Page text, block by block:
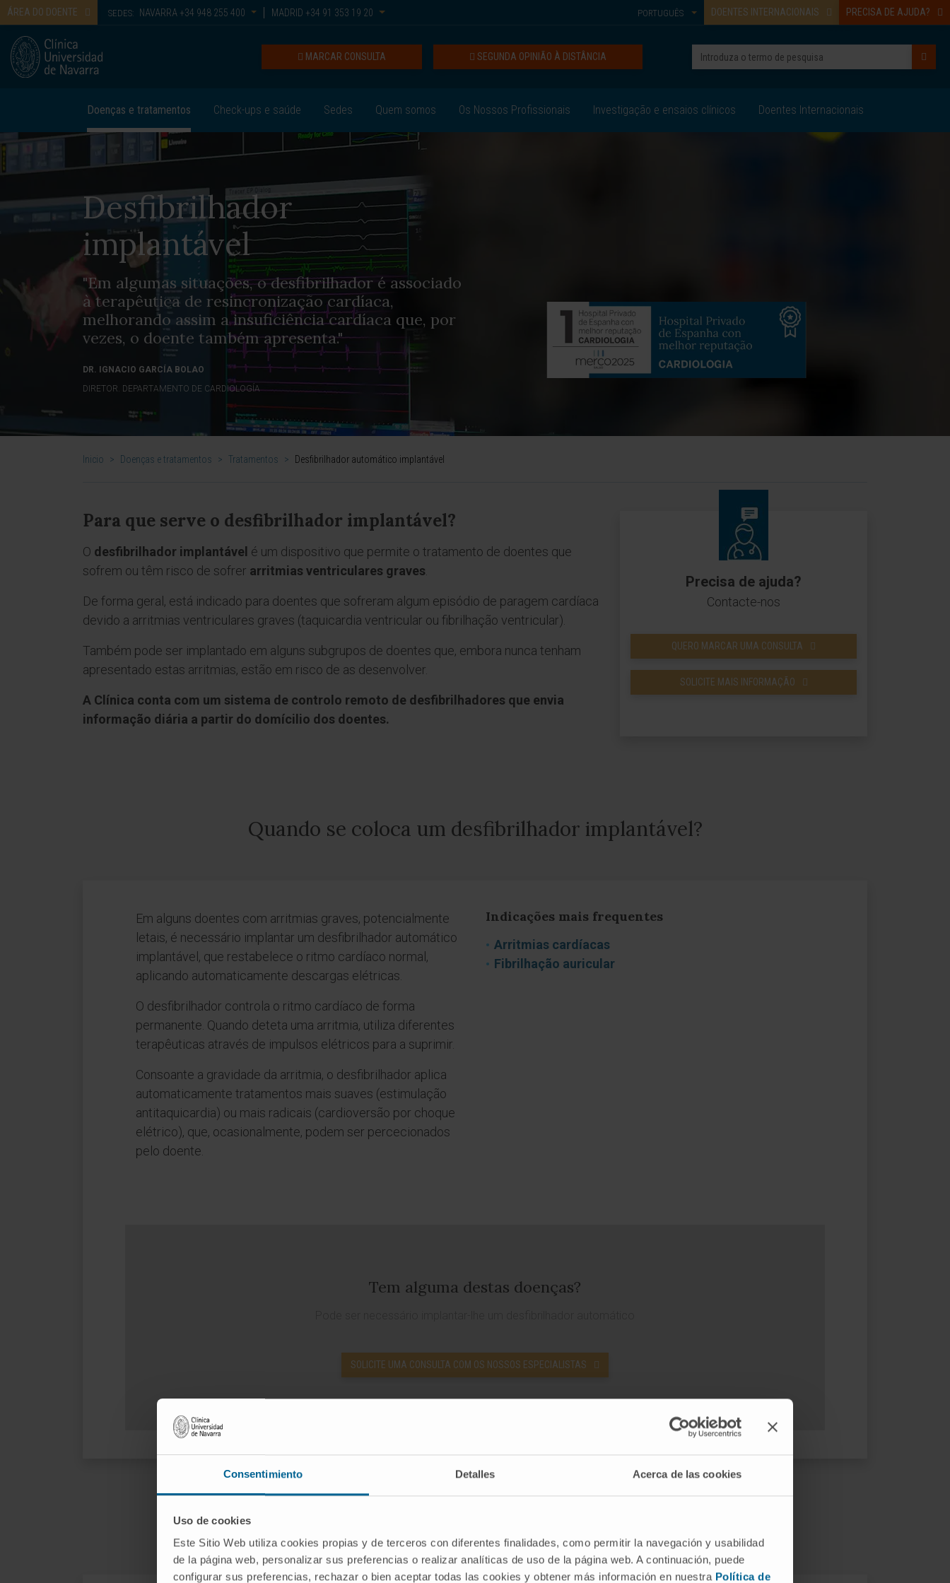
Consentimiento Detalles Acerca de las cookies
Uso de cookies
Este Sitio Web utiliza cookies propias y de terceros con diferentes finalidades, como permitir la navegación y usabilidad
de la página web, personalizar sus preferencias o realizar analíticas de uso de la página web. A continuación, puede
configurar sus preferencias, rechazar o bien aceptar todas las cookies y obtener más información en nuestra Política de
ÁREA DO DOENTE SEDES: NAVARRA +34 948 255 400 MADRID +34 91 353 19 20 DOENTES INTERNACIONAIS PRECISA DE AJUDA?
PORTUGUÊS
SEGUNDA OPINIÃO À DISTÂNCIA
MARCAR CONSULTA
Doenças e tratamentos Check-ups e saúde Sedes Quem somos Os Nossos Profissionais Investigação e ensaios clínicos Doentes Internacionais
Desfibrilhador
implantável
"Em algumas situações, o desfibrilhador é associado
à terapêutica de resincronização cardíaca,
melhorando assim a insuficiência cardíaca que, por
vezes, o doente também apresenta."
DR. IGNACIO GARCÍA BOLAO
DIRETOR. DEPARTAMENTO DE CARDIOLOGÍA
Inicio > Doenças e tratamentos > Tratamentos > Desfibrilhador automático implantável
Para que serve o desfibrilhador implantável?
O desfibrilhador implantável é um dispositivo que permite o tratamento de doentes que
sofrem ou têm risco de sofrer arritmias ventriculares graves
De forma geral, está indicado para doentes que sofreram algum episódio de paragem cardíaca
devido a arritmias ventriculares graves (taquicardia ventricular ou fibrilhação ventricular).
Também pode ser implantado em alguns subgrupos de doentes que, embora nunca tenham
apresentado estas arritmias, estão em risco de as desenvolver.
A Clínica conta com um sistema de controlo remoto de desfibrilhadores que envia
informação diária a partir do domícilio dos doentes.
Precisa de ajuda?
Contacte-nos
QUERO MARCAR UMA CONSULTA
SOLICITE MAIS INFORMAÇÃO
Quando se coloca um desfibrilhador implantável?
Em alguns doentes com arritmias graves, potencialmente
letais, é necessário implantar um desfibrilhador automático
implantável, que restabelece o ritmo cardíaco normal,
aplicando automaticamente descargas elétricas.
O desfibrilhador controla o ritmo cardíaco de forma
permanente. Quando deteta uma arritmia, utiliza diferentes
terapêuticas através de impulsos elétricos para a suprimir.
Consoante a gravidade da arritmia, o desfibrilhador aplica
automaticamente tratamentos mais suaves (estimulação
antitaquicardia) ou mais radicais (cardioversão por choque
elétrico), que, ocasionalmente, podem ser percecionados
pelo doente.
Indicações mais frequentes
Arritmias cardíacas
Fibrilhação auricular
Tem alguma destas doenças?
SOLICITE UMA CONSULTA COM OS NOSSOS ESPECIALISTAS
Como se coloca um desfibrilhador automático implantável?